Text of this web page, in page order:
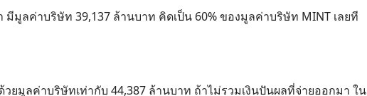
มูลค่าบริษัท 39,137 ล้านบาท คิดเป็น 60% ของมูลค่าบริษัท MINT เลยที
ยมูลค่าบริษัทเท่ากับ 44,387 ล้านบาท ถ้าไม่รวมเงินปันผลที่จ่ายออกมา ใน